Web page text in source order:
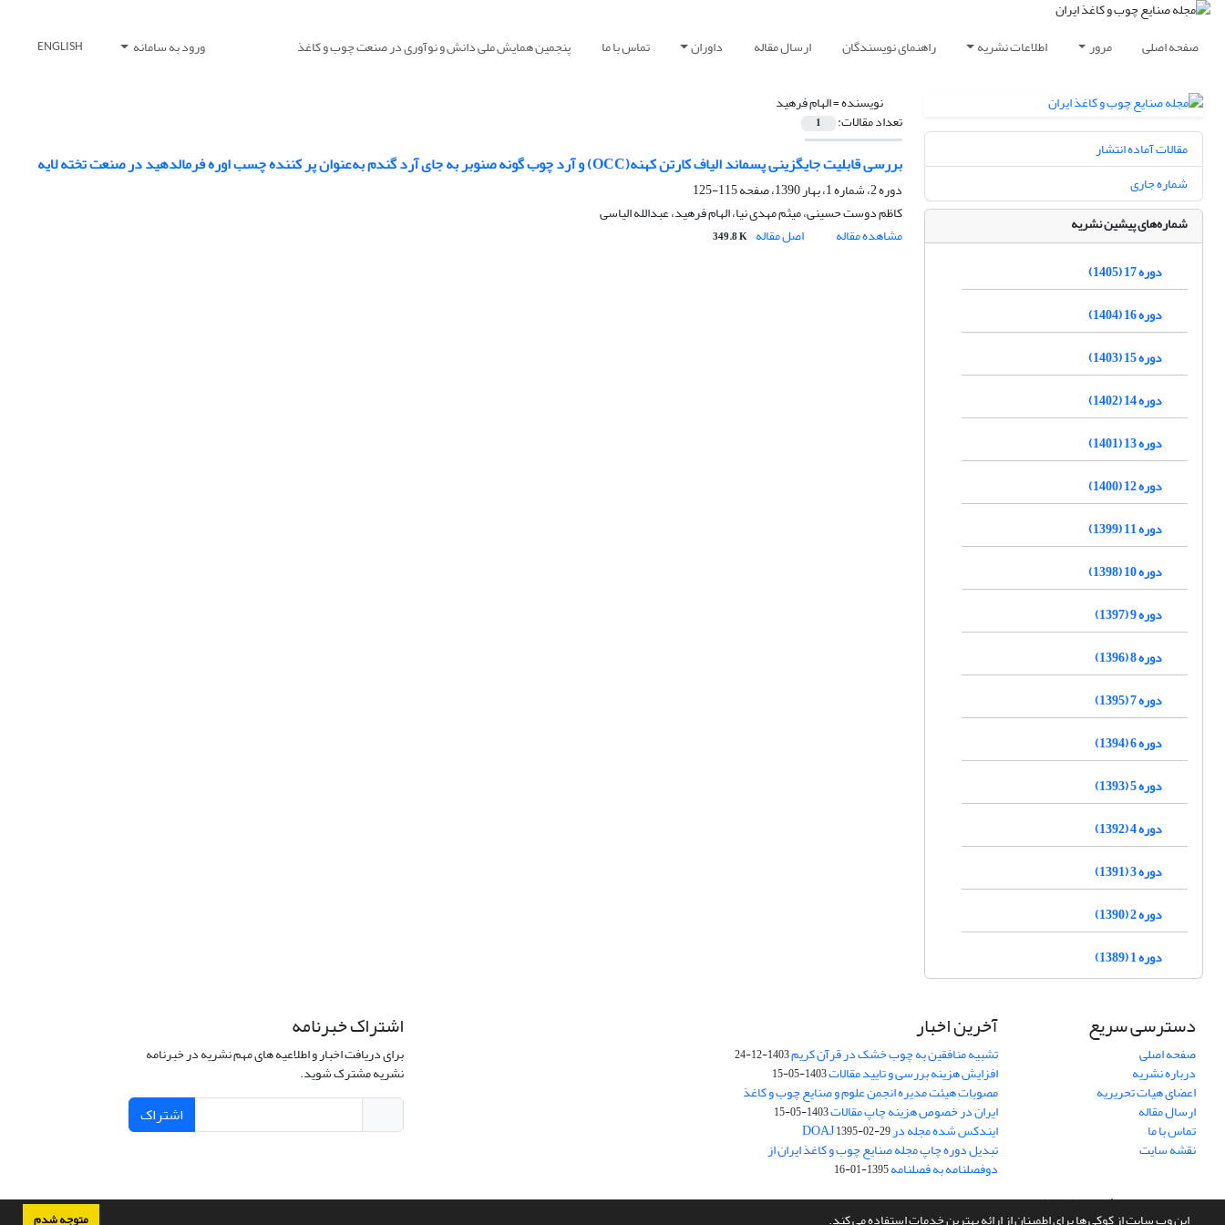
متوجه شدم
صفحه اصلی مرور اطلاعات نشریه راهنمای نویسندگان ارسال مقاله داوران تماس با ما پنجمین همایش ملی دانش و نوآوری در صنعت چوب و کاغذ ورود به سامانه ENGLISH
نویسنده =الهام فرهید
تعداد مقالات: 1
بررسی قابلیت جایگزینی پسماند الیاف کارتن کهنه(OCC) و آرد چوب گونه صنوبر به جای آرد گندم به‌عنوان پر کننده چسب اوره فرمالدهید در صنعت تخته لایه
دوره 2، شماره 1، بهار 1390، صفحه
115-125
کاظم دوست حسینی، میثم مهدی نیا، الهام فرهید، عبدالله الیاسی
مشاهده مقاله
اصل مقاله 349.8 K
مقالات آماده انتشار
شماره جاری
شماره‌های پیشین نشریه
دوره 17 (1405)
دوره 16 (1404)
دوره 15 (1403)
دوره 14 (1402)
دوره 13 (1401)
دوره 12 (1400)
دوره 11 (1399)
دوره 10 (1398)
دوره 9 (1397)
دوره 8 (1396)
دوره 7 (1395)
دوره 6 (1394)
دوره 5 (1393)
دوره 4 (1392)
دوره 3 (1391)
دوره 2 (1390)
دوره 1 (1389)
دسترسی سریع
صفحه اصلی
درباره نشریه
اعضای هیات تحریریه
ارسال مقاله
تماس با ما
نقشه سایت
آخرین اخبار
تشبیه منافقین به چوب خشک در قرآن کریم1403-12-24
افزایش هزینه بررسی و تایید مقالات1403-05-15
مصوبات هیئت مدیره انجمن علوم و صنایع چوب و کاغذ
ایران در خصوص هزینه چاپ مقالات1403-05-15
ایندکس شده مجله در DOAJ1395-02-29
تبدیل دوره چاپ مجله صنایع چوب و کاغذ ایران از
دوفصلنامه به فصلنامه1395-01-16
اشتراک خبرنامه
برای دریافت اخبار و اطلاعیه های مهم نشریه در خبرنامه
نشریه مشترک شوید.
اشتراک
سامانه مدیریت نشریات علمی.طراحی و پیاده سازی ازسیناوب